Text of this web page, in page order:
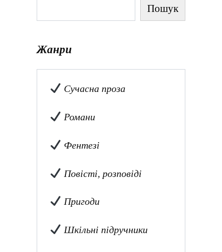
Пошук
Жанри
Сучасна проза
Романи
Фентезі
Повісті, розповіді
Пригоди
Шкільні підручники